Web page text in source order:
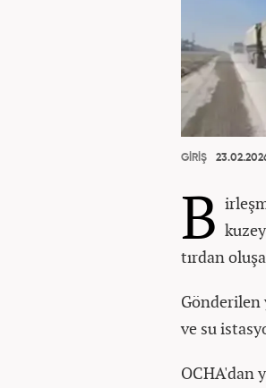
GİRİŞ
B
tırdan
Gönderilen
ve su
OCHA'dan